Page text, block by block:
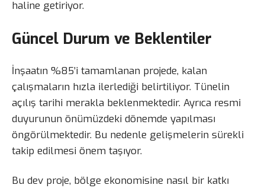
haline getiriyor.
Güncel Durum ve Beklentiler
İnşaatın %85’i tamamlanan projede, kalan
çalışmaların hızla ilerlediği belirtiliyor. Tünelin
açılış tarihi merakla beklenmektedir. Ayrıca resmi
duyurunun önümüzdeki dönemde yapılması
öngörülmektedir. Bu nedenle gelişmelerin sürekli
takip edilmesi önem taşıyor.
Bu dev proje, bölge ekonomisine nasıl bir katkı